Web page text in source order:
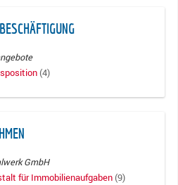
(4)
GmbH
für Immobilienaufgaben (9)